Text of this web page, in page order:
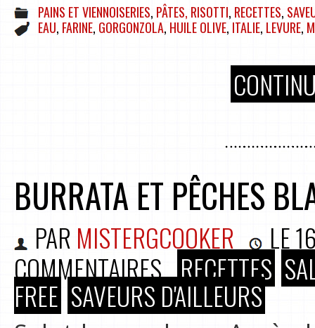
PAINS ET VIENNOISERIES, PÂTES, RISOTTI, RECETTES,
EAU, FARINE, GORGONZOLA, HUILE OLIVE, ITALIE, LEVURE,
BURRATA ET PÊCHES
PAR MISTERGCOOKER LE
COMMENTAIRES RECETTES
FREE SAVEURS D'AILLEURS